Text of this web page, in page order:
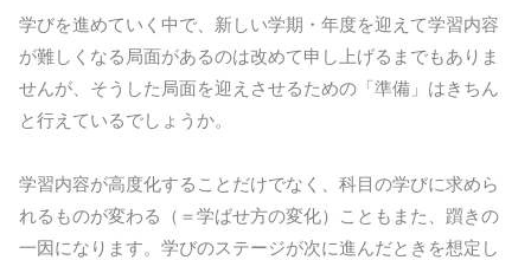
学びを進めていく中で、新しい学期・年度を迎えて学習内容
が難しくなる局面があるのは改めて申し上げるまでもありま
せんが、そうした局面を迎えさせるための「準備」はきちん
と行えているでしょうか。
学習内容が高度化することだけでなく、科目の学びに求めら
れるものが変わる（＝学ばせ方の変化）こともまた、躓きの
一因になります。学びのステージが次に進んだときを想定し